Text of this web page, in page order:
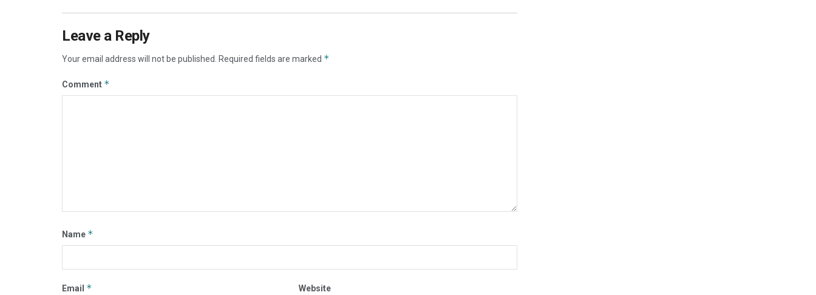
Leave a Reply
Your email address will not be published. Required fields are marked *
Comment *
Name *
Email * Website